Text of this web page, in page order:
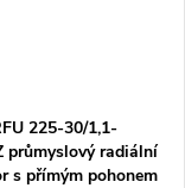
225-30/1,1-
průmyslový radiální
s přímým pohonem